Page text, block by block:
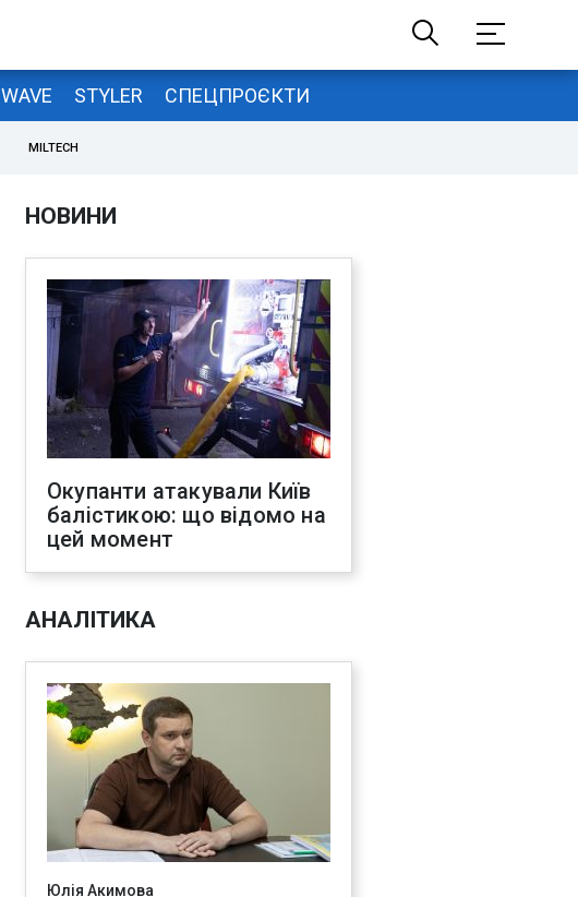
WAVE STYLER СПЕЦПРОЄКТИ
MILTECH
НОВИНИ
Окупанти атакували Київ
балістикою: що відомо на
цей момент
АНАЛІТИКА
Юлія Акимова